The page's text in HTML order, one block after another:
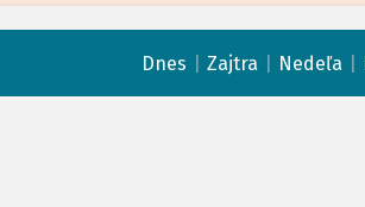
Dnes Zajtra Nedeľa